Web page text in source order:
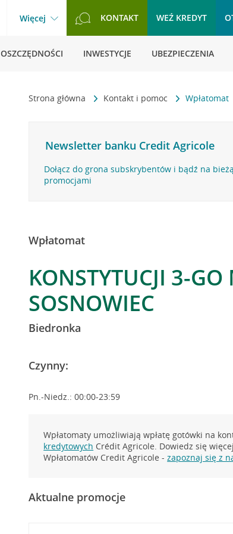
Więcej KONTAKT WEŹ KREDYT
OSZCZĘDNOŚCI INWESTYCJE UBEZPIECZENIA
Strona główna Kontakt i pomoc Wpłatomat
Newsletter banku Credit Agricole
Dołącz do grona subskrybentów i bądź na
promocjami
Wpłatomat
KONSTYTUCJI 3-
SOSNOWIEC
Biedronka
Czynny:
Pn.-Niedz.: 00:00-23:59
Wpłatomaty umożliwiają wpłatę gotówki na
kredytowych Crédit Agricole. Dowiedz się
Wpłatomatów Credit Agricole -zapoznaj się z
Aktualne promocje